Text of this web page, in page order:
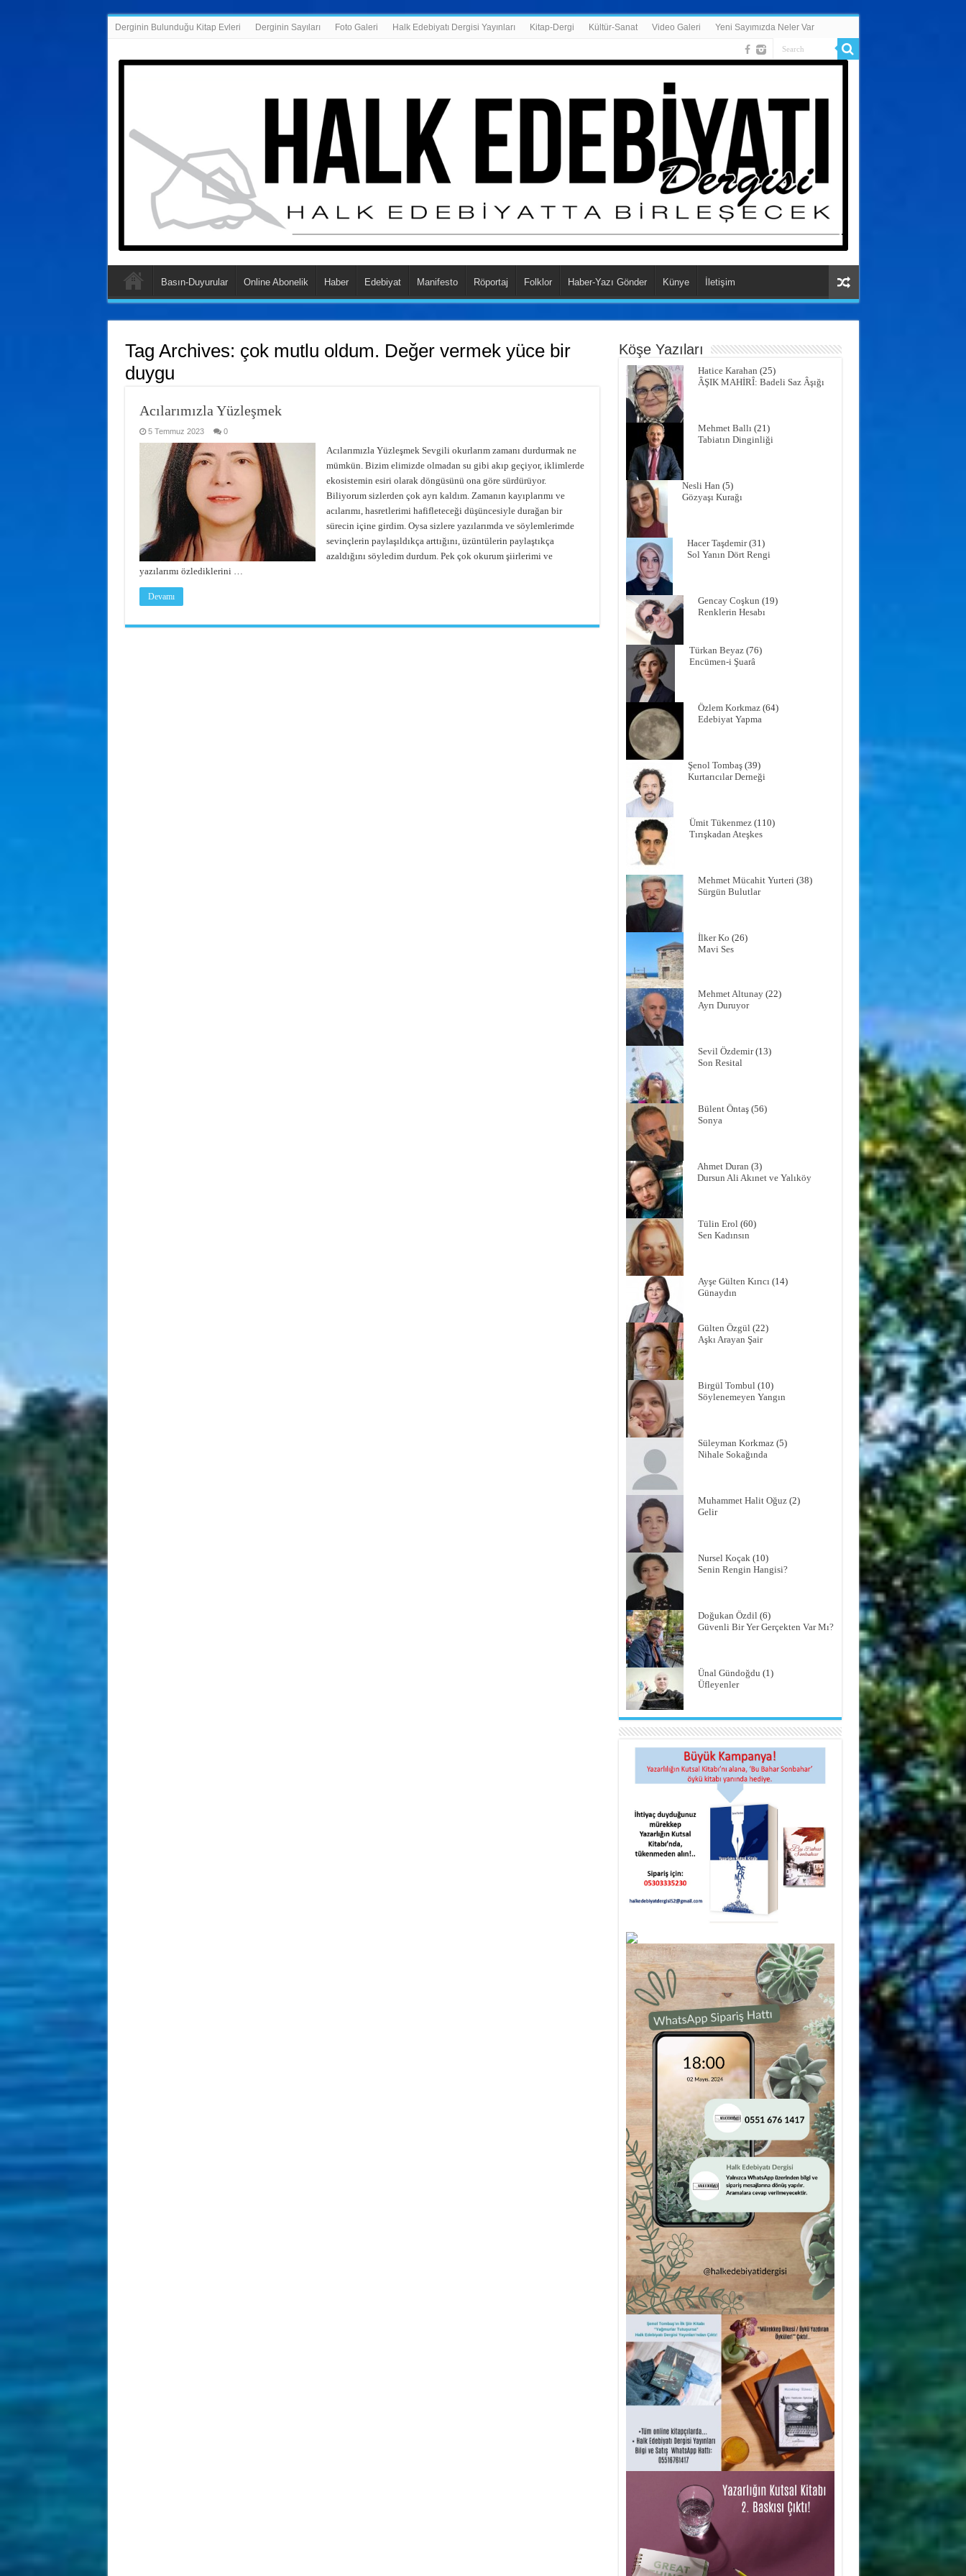
Derginin Bulunduğu Kitap Evleri Derginin Sayıları Foto Galeri Halk Edebiyatı Dergisi Yayınları Kitap-Dergi Kültür-Sanat Video Galeri Yeni Sayımızda Neler Var
Basın-Duyurular Online Abonelik Haber Edebiyat Manifesto Röportaj Folklor Haber-Yazı Gönder Künye İletişim
Tag Archives: çok mutlu oldum. Değer vermek yüce bir
duygu
Acılarımızla Yüzleşmek
5 Temmuz 2023 0
Acılarımızla Yüzleşmek Sevgili okurlarım zamanı durdurmak ne
mümkün. Bizim elimizde olmadan su gibi akıp geçiyor, iklimlerde
ekosistemin esiri olarak döngüsünü ona göre sürdürüyor.
Biliyorum sizlerden çok ayrı kaldım. Zamanın kayıplarımı ve
acılarımı, hasretlerimi hafifleteceği düşüncesiyle durağan bir
sürecin içine girdim. Oysa sizlere yazılarımda ve söylemlerimde
sevinçlerin paylaşıldıkça arttığını, üzüntülerin paylaştıkça
azaldığını söyledim durdum. Pek çok okurum şiirlerimi ve
yazılarımı özlediklerini …
Devamı
Köşe Yazıları
Hatice Karahan (25)
ÂŞIK MAHİRÎ: Badeli Saz Âşığı
Mehmet Ballı(21)
Tabiatın Dinginliği
Nesli Han (5)
Gözyaşı Kurağı
Hacer Taşdemir(31)
Sol Yanın Dört Rengi
Gencay Coşkun (19)
Renklerin Hesabı
Türkan Beyaz(76)
Encümen-i Şuarâ
Özlem Korkmaz(64)
Edebiyat Yapma
Şenol Tombaş(39)
Kurtarıcılar Derneği
Ümit Tükenmez(110)
Tırışkadan Ateşkes
Mehmet Mücahit Yurteri(38)
Sürgün Bulutlar
İlker Ko (26)
Mavi Ses
Mehmet Altunay(22)
Ayrı Duruyor
Sevil Özdemir(13)
Son Resital
Bülent Öntaş(56)
Sonya
Ahmet Duran (3)
Dursun Ali Akınet ve Yalıköy
Tülin Erol(60)
Sen Kadınsın
Ayşe Gülten Kırıcı(14)
Günaydın
Gülten Özgül(22)
Aşkı Arayan Şair
Birgül Tombul(10)
Söylenemeyen Yangın
Süleyman Korkmaz(5)
Nihale Sokağında
Muhammet Halit Oğuz(2)
Gelir
Nursel Koçak(10)
Senin Rengin Hangisi?
Doğukan Özdil(6)
Güvenli Bir Yer Gerçekten Var Mı?
Ünal Gündoğdu (1)
Üfleyenler